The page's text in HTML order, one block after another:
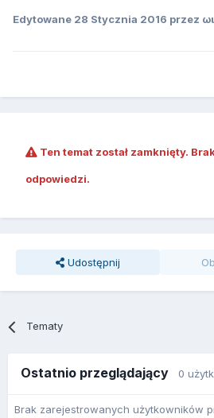
Edytowane 28 Stycznia 2016 przez
Ten temat został zamknięty.
odpowiedzi.
Udostępnij
Tematy
Ostatnio przeglądający 0
Brak zarejestrowanych użytkowników